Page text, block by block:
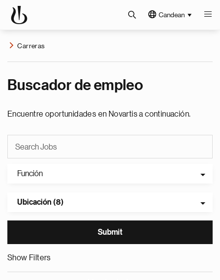
Candean
Carreras
Buscador de empleo
Encuentre oportunidades en Novartis a continuación.
Función
Ubicación (8)
Show Filters